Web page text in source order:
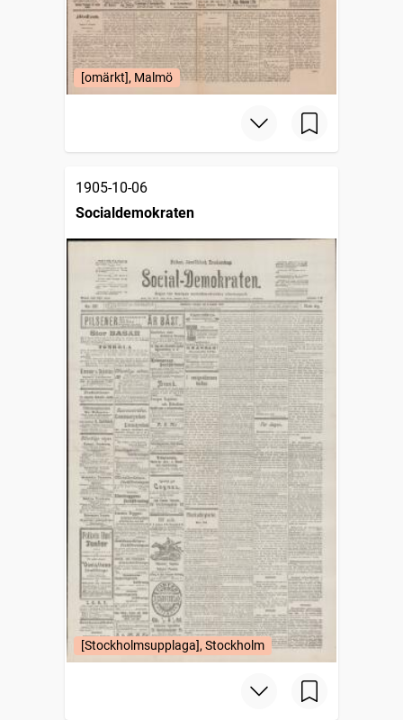
[omärkt], Malmö
1905-10-06
Socialdemokraten
[Stockholmsupplaga], Stockholm